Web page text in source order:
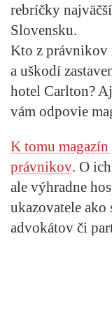
rebríčky
Slovensku.
Kto z právnikov
a uškodí
hotel Carlton?
vám odpovie
K tomu
právnikov. O
ale výhradne
ukazovatele
advokátov či